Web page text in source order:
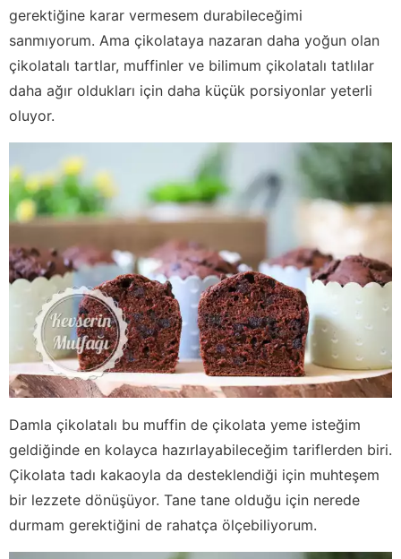
gerektiğine karar vermesem durabileceğimi
sanmıyorum. Ama çikolataya nazaran daha yoğun olan
çikolatalı tartlar, muffinler ve bilimum çikolatalı tatlılar
daha ağır oldukları için daha küçük porsiyonlar yeterli
oluyor.
Damla çikolatalı bu muffin de çikolata yeme isteğim
geldiğinde en kolayca hazırlayabileceğim tariflerden biri.
Çikolata tadı kakaoyla da desteklendiği için muhteşem
bir lezzete dönüşüyor. Tane tane olduğu için nerede
durmam gerektiğini de rahatça ölçebiliyorum.